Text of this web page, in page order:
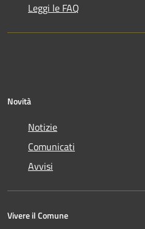
Leggi le FAQ
Novità
Notizie
Comunicati
Avvisi
Vivere il Comune